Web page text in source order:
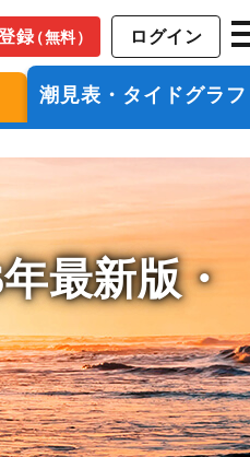
録（無料） ログイン
潮見表・タイドグラフ
最新版・